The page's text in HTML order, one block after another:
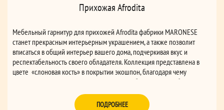
Прихожая Afrodita
Мебельный гарнитур для прихожей Afrodita фабрики MARONESE
станет прекрасным интерьерным украшением, а также позволит
вписаться в общий интерьер вашего дома, подчеркивая вкус и
респектабельность своего обладателя. Коллекция представлена в
цвете «слоновая кость» в покрытии экошпон, благодаря чему
классические строгие формы и силуэты мебели выглядят более
ПОДРОБНЕЕ